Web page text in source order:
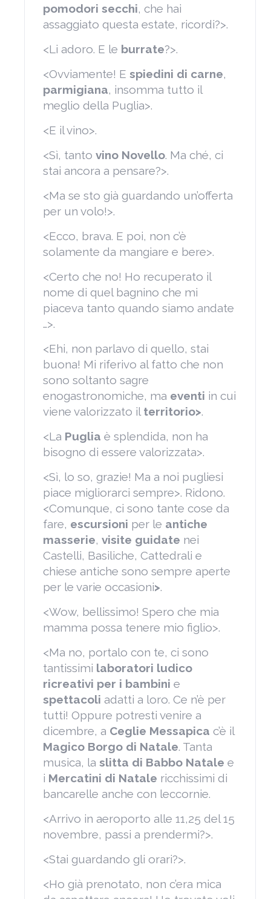
pomodori secchi, che hai
assaggiato questa estate, ricordi?>.
<Li adoro. E le burrate?>.
<Ovviamente! E spiedini di carne,
parmigiana, insomma tutto il
meglio della Puglia>.
<E il vino>.
<Sì, tanto vino Novello. Ma ché, ci
stai ancora a pensare?>.
<Ma se sto già guardando un’offerta
per un volo!>.
<Ecco, brava. E poi, non c’è
solamente da mangiare e bere>.
<Certo che no! Ho recuperato il
nome di quel bagnino che mi
piaceva tanto quando siamo andate
…>.
<Ehi, non parlavo di quello, stai
buona! Mi riferivo al fatto che non
sono soltanto sagre
enogastronomiche, ma eventi in cui
viene valorizzato il territorio>.
<La Puglia è splendida, non ha
bisogno di essere valorizzata>.
<Sì, lo so, grazie! Ma a noi pugliesi
piace migliorarci sempre>. Ridono.
<Comunque, ci sono tante cose da
fare, escursioni per le antiche
masserie, visite guidate nei
Castelli, Basiliche, Cattedrali e
chiese antiche sono sempre aperte
per le varie occasioni>.
<Wow, bellissimo! Spero che mia
mamma possa tenere mio figlio>.
<Ma no, portalo con te, ci sono
tantissimi laboratori ludico
ricreativi per i bambini e
spettacoli adatti a loro. Ce n’è per
tutti! Oppure potresti venire a
dicembre, a Ceglie Messapica c’è il
Magico Borgo di Natale. Tanta
musica, la slitta di Babbo Natale e
i Mercatini di Natale ricchissimi di
bancarelle anche con leccornie.
<Arrivo in aeroporto alle 11,25 del 15
novembre, passi a prendermi?>.
<Stai guardando gli orari?>.
<Ho già prenotato, non c’era mica